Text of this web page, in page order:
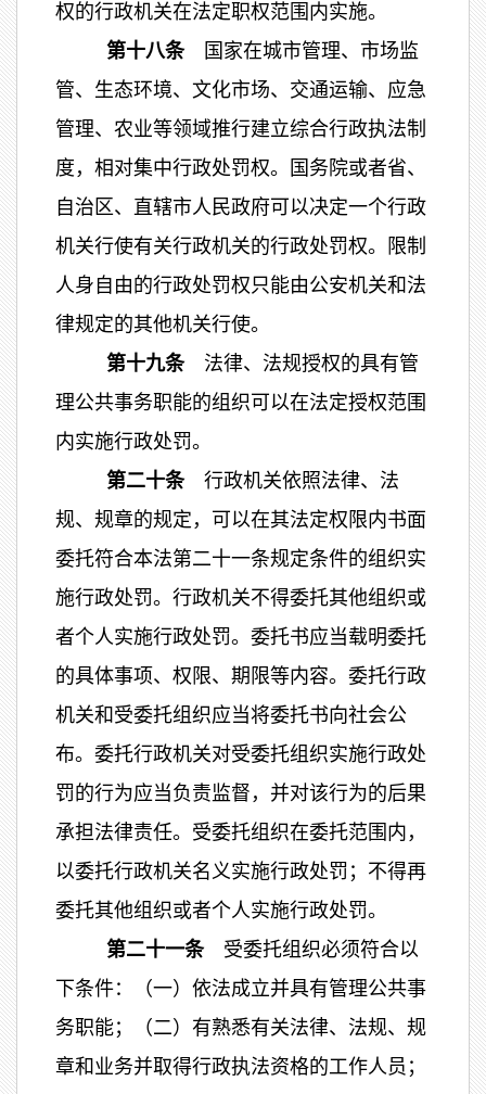
权的行政机关在法定职权范围内实施。
第十八条国家在城市管理、市场监
管、生态环境、文化市场、交通运输、应急
管理、农业等领域推行建立综合行政执法制
度，相对集中行政处罚权。国务院或者省、
自治区、直辖市人民政府可以决定一个行政
机关行使有关行政机关的行政处罚权。限制
人身自由的行政处罚权只能由公安机关和法
律规定的其他机关行使。
第十九条法律、法规授权的具有管
理公共事务职能的组织可以在法定授权范围
内实施行政处罚。
第二十条行政机关依照法律、法
规、规章的规定，可以在其法定权限内书面
委托符合本法第二十一条规定条件的组织实
施行政处罚。行政机关不得委托其他组织或
者个人实施行政处罚。委托书应当载明委托
的具体事项、权限、期限等内容。委托行政
机关和受委托组织应当将委托书向社会公
布。委托行政机关对受委托组织实施行政处
罚的行为应当负责监督，并对该行为的后果
承担法律责任。受委托组织在委托范围内，
以委托行政机关名义实施行政处罚；不得再
委托其他组织或者个人实施行政处罚。
第二十一条 受委托组织必须符合以
下条件：（一）依法成立并具有管理公共事
务职能；（二）有熟悉有关法律、法规、规
章和业务并取得行政执法资格的工作人员；